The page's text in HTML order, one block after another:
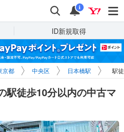
検索 通知
i
ID新規取得
京都 中央区 日本橋駅 駅
駅徒歩10分以内の中古マ